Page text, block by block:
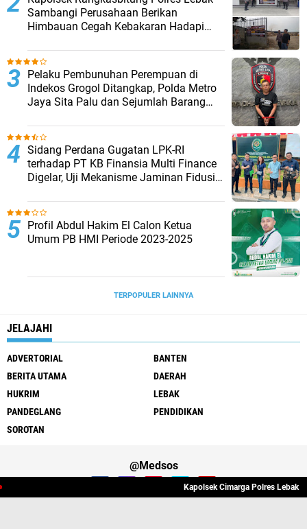
Sambangi Perusahaan Berikan
Himbauan Cegah Kebakaran Hadapi
Pelaku Pembunuhan Perempuan di
Indekos Grogol Ditangkap, Polda Metro
Jaya Sita Palu dan Sejumlah Barang
Sidang Perdana Gugatan LPK-RI
terhadap PT KB Finansia Multi Finance
Digelar, Uji Mekanisme Jaminan Fidusia
Profil Abdul Hakim El Calon Ketua
Umum PB HMI Periode 2023-2025
TERPOPULER LAINNYA
JELAJAHI
ADVERTORIAL
BANTEN
BERITA UTAMA
DAERAH
HUKRIM
LEBAK
PANDEGLANG
PENDIDIKAN
SOROTAN
@Medsos
Kapolsek Cimarga Polres Lebak